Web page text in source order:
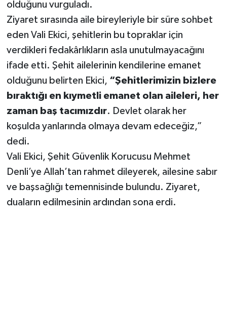
olduğunu vurguladı.
Ziyaret sırasında aile bireyleriyle bir süre sohbet
eden Vali Ekici, şehitlerin bu topraklar için
verdikleri fedakârlıkların asla unutulmayacağını
ifade etti. Şehit ailelerinin kendilerine emanet
olduğunu belirten Ekici, “Şehitlerimizin bizlere
bıraktığı en kıymetli emanet olan aileleri, her
zaman baş tacımızdır. Devlet olarak her
koşulda yanlarında olmaya devam edeceğiz,”
dedi.
Vali Ekici, Şehit Güvenlik Korucusu Mehmet
Denli’ye Allah’tan rahmet dileyerek, ailesine sabır
ve başsağlığı temennisinde bulundu. Ziyaret,
duaların edilmesinin ardından sona erdi.